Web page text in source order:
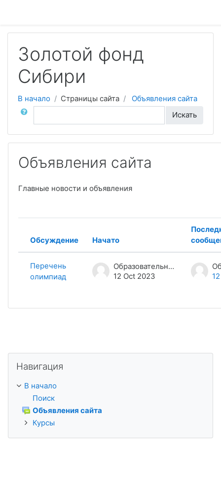
Золотой фонд
Сибири
В начало Страницы сайта
Объявления сайта
Поиск по форумам
Искать
Объявления сайта
Главные новости и объявления
Статус
Обсуждение Начато
Перечень
олимпиад
Образовательный центр «Персей»
12 Oct 2023
Навигация
В начало
Поиск
Объявления сайта
Курсы